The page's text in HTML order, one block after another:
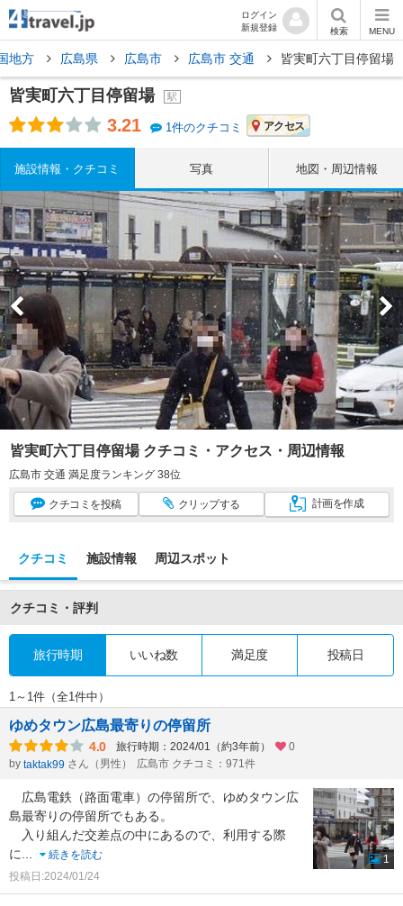
ログイン
新規登録
検索 MENU
地方 広島県 広島市 広島市 交通 皆実町六丁目停留場
皆実町六丁目停留場 駅
3.21 1件のクチコミ アクセス
施設情報・クチコミ 写真 地図・周辺情報
皆実町六丁目停留場 クチコミ・アクセス・周辺情報
広島市 交通 満足度ランキング 38位
クチコミ を投稿 クリップする 計画を作成
クチコミ 施設情報 周辺スポット
クチコミ・評判
旅行時期 いいね数 満足度 投稿日
1～1件（全1件中）
ゆめタウン広島最寄りの停留所
4.0 旅行時期：2024/01（約3年前）
0
by taktak99 さん（男性） 広島市 クチコミ：971件
広島電鉄（路面電車）の停留所で、ゆめタウン広
島最寄りの停留所でもある。
入り組んだ交差点の中にあるので、利用する際
に...
続きを読む
投稿日:2024/01/24
1